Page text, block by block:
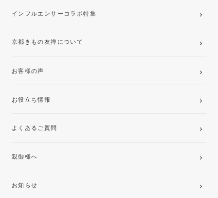
インフルエンサーコラボ特集
京都きもの友禅について
お客様の声
お役立ち情報
よくあるご質問
親御様へ
お知らせ